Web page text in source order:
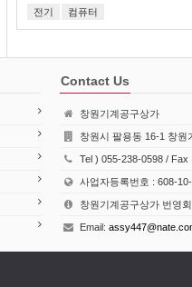
전기
컴퓨터
Contact Us
창원기계공구상가
창원시 팔용동 16-1 창원
Tel ) 055-238-0598 / Fax
사업자등록번호 : 608-
창원기계공구상가 번영
Email: